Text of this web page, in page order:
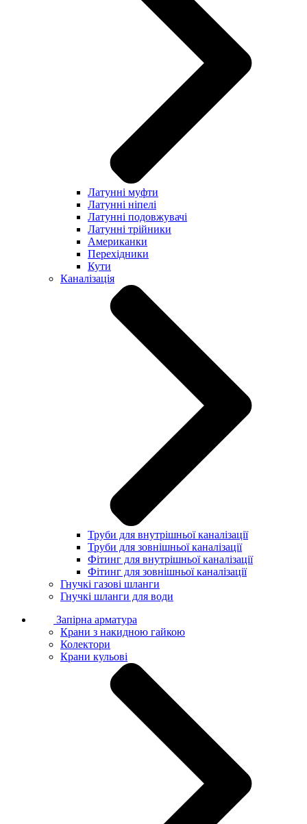
Латунні муфти
Латунні ніпелі
Латунні подовжувачі
Латунні трійники
Американки
Перехідники
Кути
Каналізація
Труби для внутрішньої каналізації
Труби для зовнішньої каналізації
Фітинг для внутрішньої каналізації
Фітинг для зовнішньої каналізації
Гнучкі газові шланги
Гнучкі шланги для води
Запірна арматура
Крани з накидною гайкою
Колектори
Крани кульові